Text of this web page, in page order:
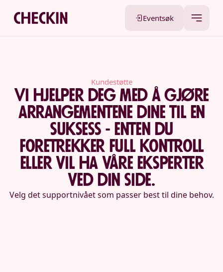
Eventsøk
Kundestøtte
Vi hjelper deg med å gjøre
arrangementene dine til en
suksess - enten du
foretrekker full kontroll
eller vil ha våre eksperter
ved din side.
Velg det supportnivået som passer best til dine behov.